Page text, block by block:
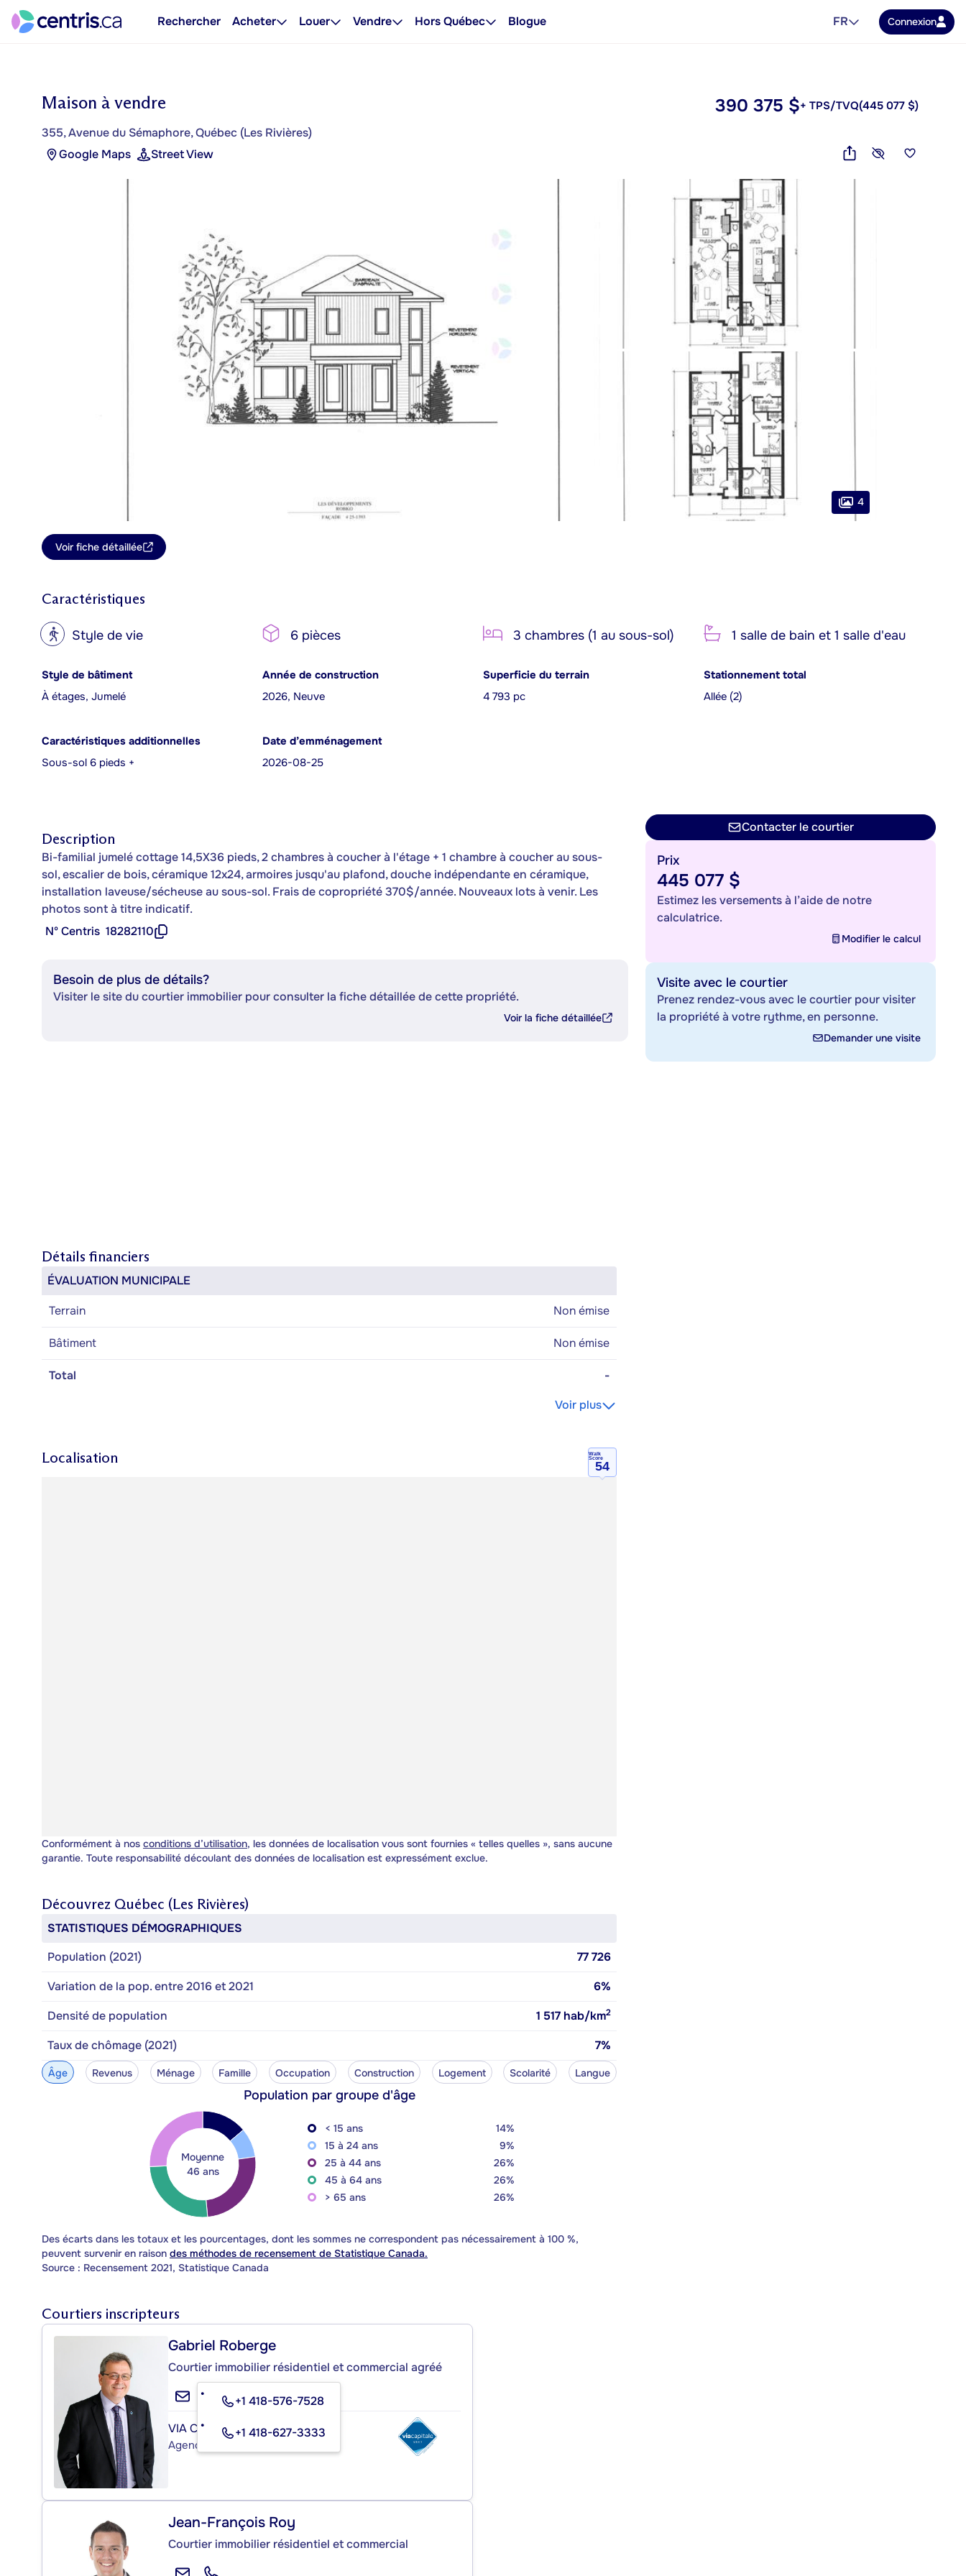
Rechercher Acheter Louer Vendre Hors Québec Blogue FR Connexion
Maison à vendre
355, Avenue du Sémaphore, Québec (Les Rivières)
Google Maps
Street View
390 375 $+ TPS/TVQ(445 077 $)
4
Voir fiche détaillée
Caractéristiques
? Style de vie 6 pièces 3 chambres (1 au sous-sol) 1 salle de bain et 1 salle d'eau
Style de bâtiment
À étages, Jumelé
Année de construction
2026, Neuve
Superficie du terrain
4 793 pc
Stationnement total
Allée (2)
Caractéristiques additionnelles
Sous-sol 6 pieds +
Date d’emménagement
2026-08-25
Description
Bi-familial jumelé cottage 14,5X36 pieds, 2 chambres à coucher à l'étage + 1 chambre à coucher au sous-
sol, escalier de bois, céramique 12x24, armoires jusqu'au plafond, douche indépendante en céramique,
installation laveuse/sécheuse au sous-sol. Frais de copropriété 370$/année. Nouveaux lots à venir. Les
photos sont à titre indicatif.
Nº Centris 18282110
Besoin de plus de détails?
Visiter le site du courtier immobilier pour consulter la fiche détaillée de cette propriété.
Voir la fiche détaillée
Détails financiers
ÉVALUATION MUNICIPALE
Terrain
Non émise
Bâtiment Non émise
Total
-
Voir plus
Localisation
Walk
Score
54
Conformément à nos conditions d’utilisation, les données de localisation vous sont fournies « telles quelles », sans aucune
garantie. Toute responsabilité découlant des données de localisation est expressément exclue.
Découvrez Québec (Les Rivières)
STATISTIQUES DÉMOGRAPHIQUES
Population (2021)
77 726
Variation de la pop. entre 2016 et 2021
6%
Densité de population
1 517 hab/km2
Taux de chômage (2021) 7%
Âge Revenus Ménage Famille Occupation Construction Logement Scolarité Langue
Population par groupe d'âge
Moyenne
46 ans
< 15 ans
14%
15 à 24 ans
9%
25 à 44 ans
26%
45 à 64 ans
26%
> 65 ans
26%
Des écarts dans les totaux et les pourcentages, dont les sommes ne correspondent pas nécessairement à 100 %,
peuvent survenir en raison des méthodes de recensement de Statistique Canada.
Source : Recensement 2021, Statistique Canada
Courtiers inscripteurs
Gabriel Roberge
Courtier immobilier résidentiel et commercial agréé
+1 418-576-7528
+1 418-627-3333
VIA CAPITALE SÉLECT
Agence immobilière
Jean-François Roy
Courtier immobilier résidentiel et commercial
Contacter le courtier
Prix
445 077 $
Estimez les versements à l’aide de notre
calculatrice.
Modifier le calcul
Visite avec le courtier
Prenez rendez-vous avec le courtier pour visiter
la propriété à votre rythme, en personne.
Demander une visite